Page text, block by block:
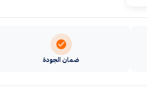
ضمان الجودة